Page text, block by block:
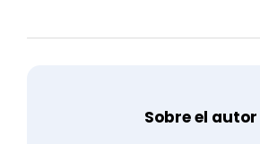
Sobre el autor